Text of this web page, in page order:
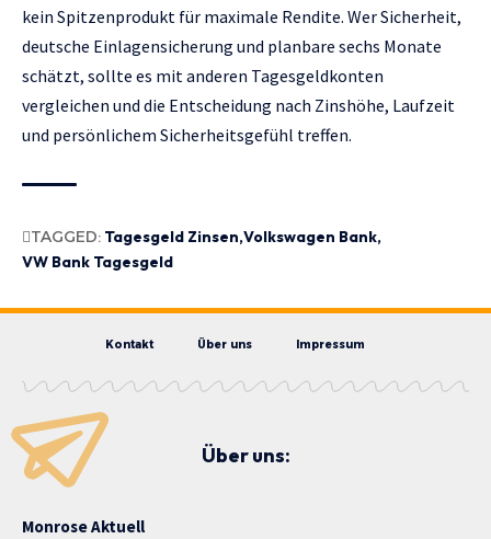
kein Spitzenprodukt für maximale Rendite. Wer Sicherheit,
deutsche Einlagensicherung und planbare sechs Monate
schätzt, sollte es mit anderen Tagesgeldkonten
vergleichen und die Entscheidung nach Zinshöhe, Laufzeit
und persönlichem Sicherheitsgefühl treffen.
TAGGED: Tagesgeld Zinsen Volkswagen Bank
VW Bank Tagesgeld
Kontakt Über uns Impressum
Über uns:
Monrose Aktuell